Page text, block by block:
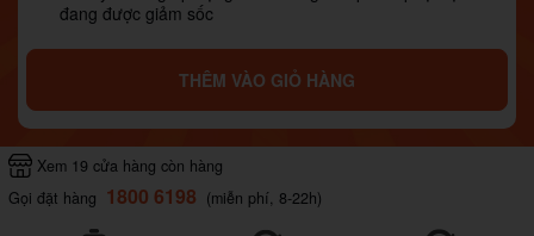
đang được giảm sốc
THÊM VÀO GIỎ HÀNG
Xem 19 cửa hàng còn hàng
Gọi đặt hàng 1800 6198 (miễn phí, 8-22h)